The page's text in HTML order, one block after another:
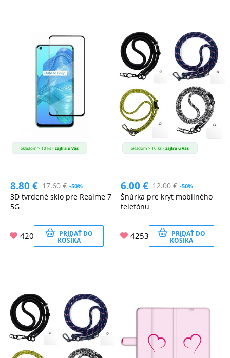
Skladom > 10 ks -zajtra u Vás
8.80€ 17.60€ -50%
3D tvrdené sklo pre Realme 7
5G
420 PRIDAŤ DO
KOŠÍKA
Skladom > 10 ks -zajtra u Vás
6.00€ 12.00€ -50%
Šnúrka pre kryt mobilného
telefónu
4253 PRIDAŤ DO
KOŠÍKA